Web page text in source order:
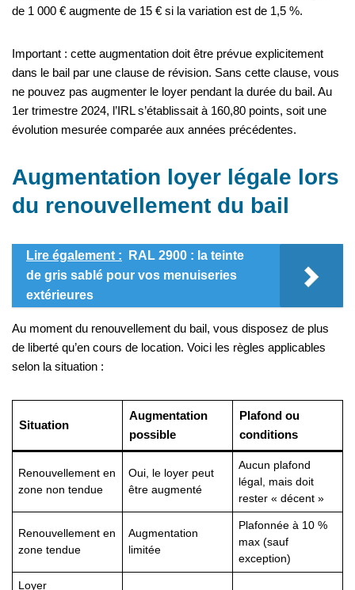
de 1 000 € augmente de 15 € si la variation est de 1,5 %.
Important : cette augmentation doit être prévue explicitement
dans le bail par une clause de révision. Sans cette clause, vous
ne pouvez pas augmenter le loyer pendant la durée du bail. Au
1er trimestre 2024, l’IRL s’établissait à 160,80 points, soit une
évolution mesurée comparée aux années précédentes.
Augmentation loyer légale lors
du renouvellement du bail
Lire également :
RAL 2900 : la teinte
de gris sablé pour vos menuiseries
extérieures
Au moment du renouvellement du bail, vous disposez de plus
de liberté qu’en cours de location. Voici les règles applicables
selon la situation :
Situation
Augmentation
possible
Plafond ou
conditions
Renouvellement en
zone non tendue
Oui, le loyer peut
être augmenté
Aucun plafond
légal, mais doit
rester « décent »
Renouvellement en
zone tendue
Augmentation
limitée
Plafonnée à 10 %
max (sauf
exception)
Loyer